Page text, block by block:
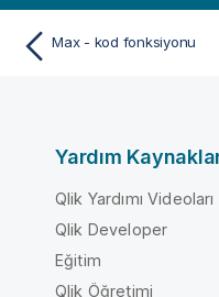
Max - kod fonksiyonu
Yardım
Qlik Yardımı Videoları
Qlik Developer
Eğitim
Qlik Öğretimi